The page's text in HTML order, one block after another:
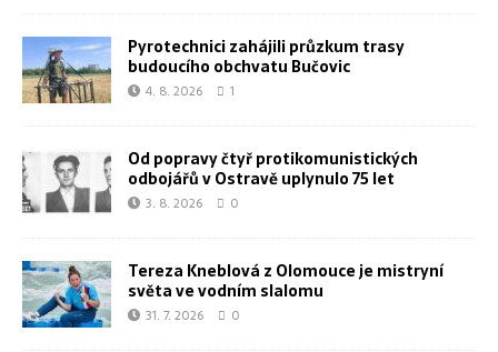
Pyrotechnici zahájili průzkum trasy
budoucího obchvatu Bučovic
4. 8. 2026 1
Od popravy čtyř protikomunistických
odbojářů v Ostravě uplynulo 75 let
3. 8. 2026 0
Tereza Kneblová z Olomouce je mistryní
světa ve vodním slalomu
31. 7. 2026 0